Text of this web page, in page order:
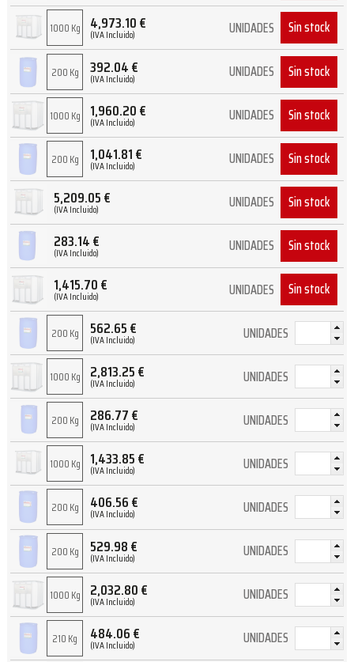
1000 Kg 4,973.10€
(IVA Incluido) UNIDADES Sin stock
200 Kg 392.04€
(IVA Incluido) UNIDADES Sin stock
1000 Kg 1,960.20€
(IVA Incluido) UNIDADES Sin stock
200 Kg 1,041.81€
(IVA Incluido) UNIDADES Sin stock
5,209.05€
(IVA Incluido) UNIDADES Sin stock
283.14€
(IVA Incluido) UNIDADES Sin stock
1,415.70€
(IVA Incluido) UNIDADES Sin stock
200 Kg 562.65€
(IVA Incluido) UNIDADES
1000 Kg 2,813.25€
(IVA Incluido) UNIDADES
200 Kg 286.77€
(IVA Incluido) UNIDADES
1000 Kg 1,433.85€
(IVA Incluido) UNIDADES
200 Kg 406.56€
(IVA Incluido) UNIDADES
200 Kg 529.98€
(IVA Incluido) UNIDADES
1000 Kg 2,032.80€
(IVA Incluido) UNIDADES
210 Kg 484.06€
(IVA Incluido) UNIDADES